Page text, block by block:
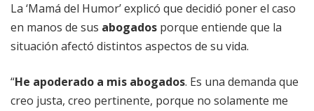
La ‘Mamá del Humor’ explicó que decidió poner el caso
en manos de sus abogados porque entiende que la
situación afectó distintos aspectos de su vida.
“He apoderado a mis abogados. Es una demanda que
creo justa, creo pertinente, porque no solamente me